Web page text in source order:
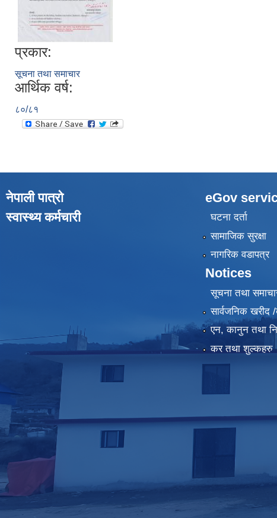
प्रकार:
सूचना तथा समाचार
आर्थिक वर्ष:
८०/८१
नेपाली पात्रो
स्वास्थ्य कर्मचारी
eGov
घटना दर्ता
सामाजिक सुरक्षा
नागरिक वडापत्र
Notices
सूचना तथा
सार्वजनिक खरीद
एन, कानुन तथा
कर तथा शुल्कहरु